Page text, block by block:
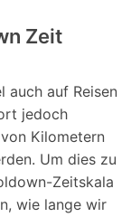
Zeit
auch auf Reisen
jedoch
Kilometern
Um dies zu
Zeitskala
wie lange wir